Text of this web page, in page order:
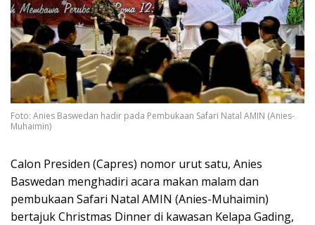
Foto: Anies Baswedan hadir pada Pembukaan Safari Natal AMIN (Anies-
Muhaimin)
Calon Presiden (Capres) nomor urut satu, Anies
Baswedan menghadiri acara makan malam dan
pembukaan Safari Natal AMIN (Anies-Muhaimin)
bertajuk Christmas Dinner di kawasan Kelapa Gading,